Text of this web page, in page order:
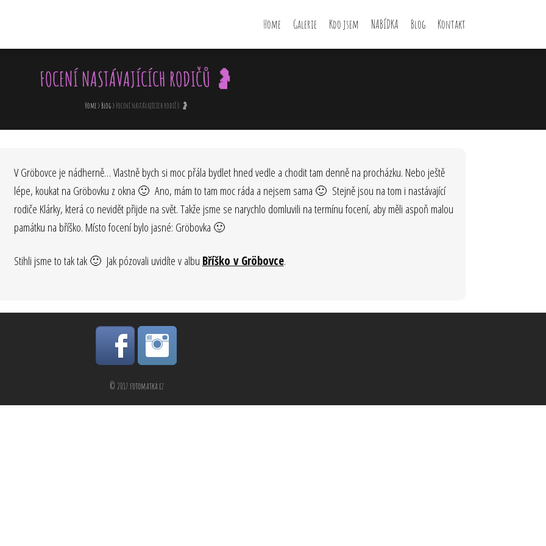
Home Galerie Kdo jsem NABÍDKA Blog Kontakt
FOCENÍ NASTÁVAJÍCÍCH RODIČŮ 🤰
Home>Blog>Focení nastávajících rodičů 🤰
V Gröbovce je nádherně… Vlastně bych si moc přála bydlet hned vedle a chodit tam denně na procházku. Nebo ještě
lépe, koukat na Gröbovku z okna 🙂 Ano, mám to tam moc ráda a nejsem sama 🙂 Stejně jsou na tom i nastávající
rodiče Klárky, která co nevidět přijde na svět. Takže jsme se narychlo domluvili na termínu focení, aby měli aspoň malou
památku na bříško. Místo focení bylo jasné: Gröbovka 🙂
Stihli jsme to tak tak 🙂 Jak pózovali uvidíte v albu Bříško v Gröbovce.
© 2017 fotomatka.cz